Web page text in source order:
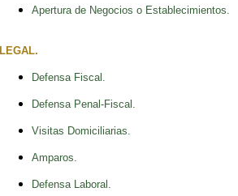
Apertura de Negocios o Establecimientos.
LEGAL.
Defensa Fiscal.
Defensa Penal-Fiscal.
Visitas Domiciliarias.
Amparos.
Defensa Laboral.